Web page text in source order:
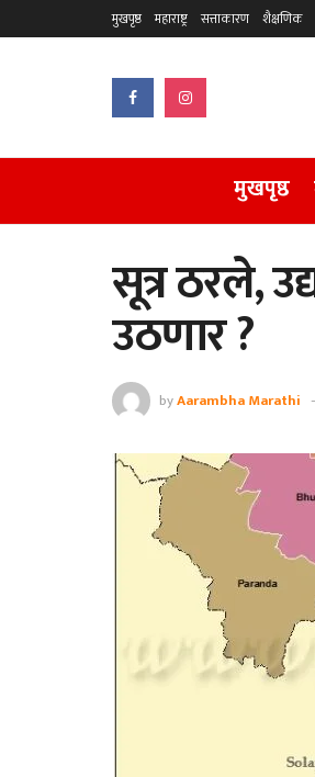
मुखपृष्ठ महाराष्ट्र सत्ताकारण शैक्षणिक
मुखपृष्ठ
सूत्र ठरले,
उठणार ?
byAarambha Marathi